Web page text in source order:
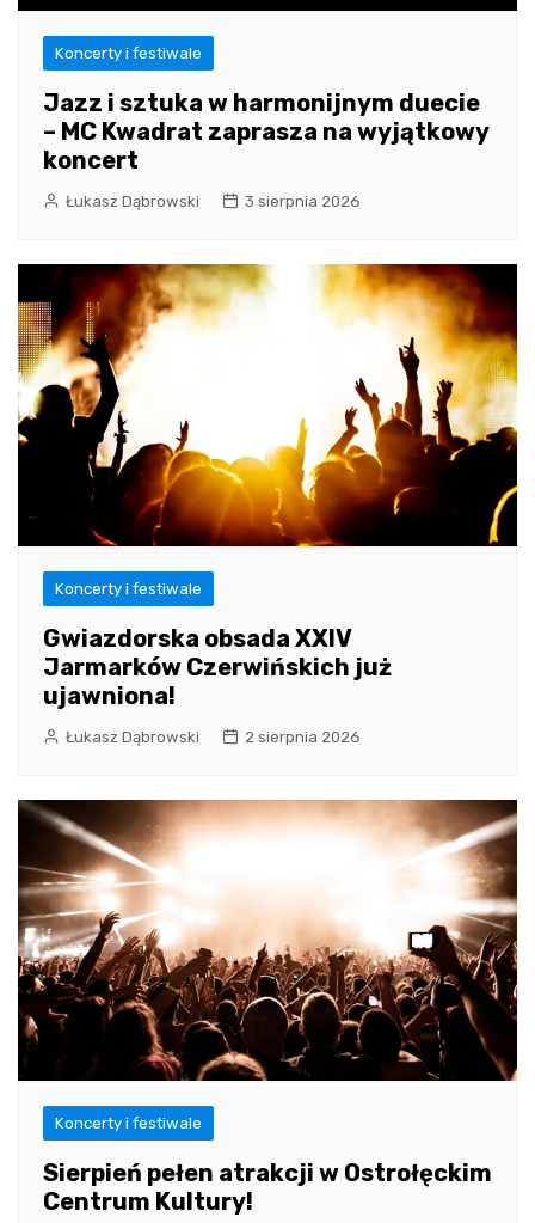
Koncerty i festiwale
Jazz i sztuka w harmonijnym duecie
– MC Kwadrat zaprasza na wyjątkowy
koncert
Łukasz Dąbrowski 3 sierpnia 2026
Koncerty i festiwale
Gwiazdorska obsada XXIV
Jarmarków Czerwińskich już
ujawniona!
Łukasz Dąbrowski 2 sierpnia 2026
Koncerty i festiwale
Sierpień pełen atrakcji w Ostrołęckim
Centrum Kultury!